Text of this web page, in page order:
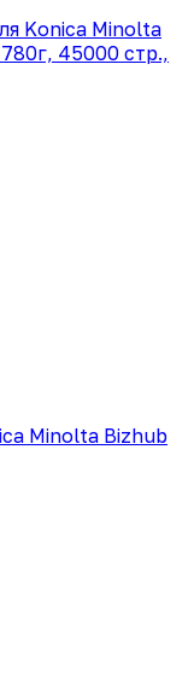
Konica Minolta
45000 стр.,
Minolta Bizhub